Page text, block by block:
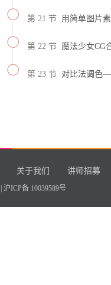
第 21 节 用简单图片
第 22 节 魔法少女CG
第 23 节 对比法调色
关于我们 讲师招募
沪ICP备 10039589号